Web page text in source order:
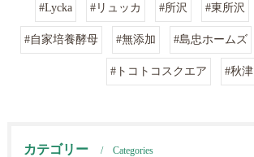
#Lycka #リュッカ #所沢 #東所沢
#自家培養酵母 #無添加 #島忠ホームズ
#トコトコスクエア #秋津
カテゴリー Categories